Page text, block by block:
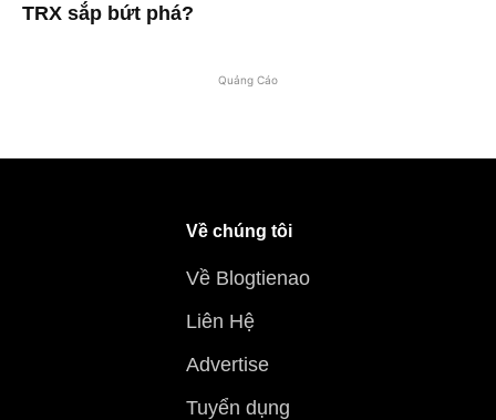
TRX sắp bứt phá?
Quảng Cáo
Về chúng tôi
Về Blogtienao
Liên Hệ
Advertise
Tuyển dụng